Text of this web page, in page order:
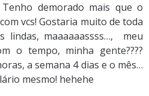
demorado mais que o
vcs! Gostaria muito de toda
lindas, maaaaaassss…, meu
o tempo, minha gente????
a semana 4 dias e o mês…
mesmo! hehehe